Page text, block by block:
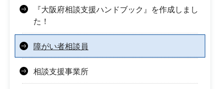
『大阪府相談支援ハンドブック』を作成しまし
た！
障がい者相談員
相談支援事業所